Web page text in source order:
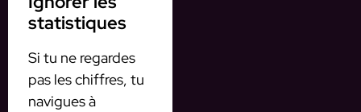
statistiques
Si tu ne regardes
pas les chiffres, tu
navigues à